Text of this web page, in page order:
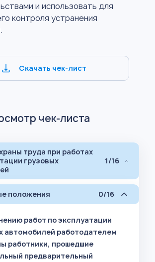
и использовать для
контроля устранения
Скачать чек-лист
чек-листа
труда при работах
грузовых
1/16
положения 0/16
работ по эксплуатации
автомобилей работодателем
работники, прошедшие
предварительный